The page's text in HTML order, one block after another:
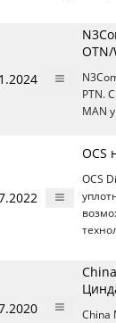
OTN/
PTN.
MAN
OCS
OCS
China